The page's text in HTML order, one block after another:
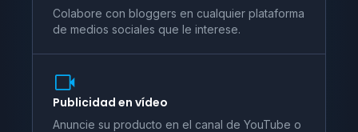
Colabore con bloggers en cualquier plataforma
de medios sociales que le interese.
Publicidad en vídeo
Anuncie su producto en el canal de YouTube o